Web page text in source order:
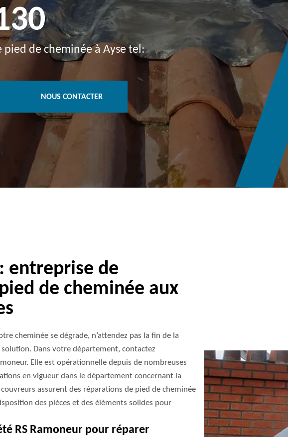
de cheminée à Ayse tel:
NOUS CONTACTER
entreprise de
de cheminée aux
cheminée se dégrade, n’attendez pas la fin de la
Dans votre département, contactez
Elle est opérationnelle depuis de nombreuses
en vigueur dans le département concernant la
assurent des réparations de pied de cheminée
des pièces et des éléments solides pour
RS Ramoneur pour réparer